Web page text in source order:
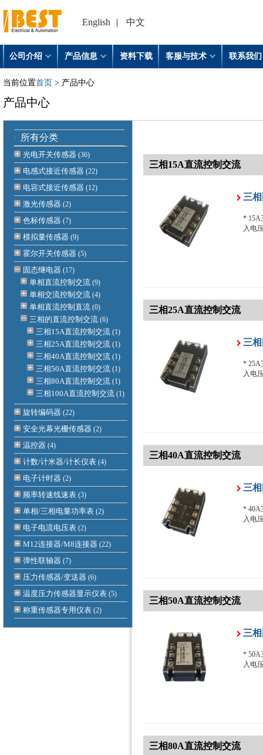
English | 中文
公司介绍 产品信息 资料下载 客服与技术 联系我们
当前位置首页 > 产品中心
产品中心
所有分类
光电开关传感器 (36)
电感式接近传感器 (22)
电容式接近传感器 (12)
激光传感器 (2)
色标传感器 (7)
模拟量传感器 (9)
霍尔开关传感器 (5)
固态继电器 (17)
单相直流控制交流 (9)
单相交流控制交流 (4)
单相直流控制直流 (0)
三相的直流控制交流 (6)
三相15A直流控制交流 (1)
三相25A直流控制交流 (1)
三相40A直流控制交流 (1)
三相50A直流控制交流 (1)
三相80A直流控制交流 (1)
三相100A直流控制交流 (1)
旋转编码器 (22)
安全光幕光栅传感器 (2)
温控器 (4)
计数/计米器/计长仪表 (4)
电子计时器 (2)
频率转速线速表 (3)
单相/三相电量功率表 (2)
电子电流电压表 (2)
M12连接器/M8连接器 (22)
弹性联轴器 (7)
压力传感器/变送器 (6)
温度压力传感器显示仪表 (5)
称重传感器专用仪表 (2)
三相15A直流控制交流
三
* 15A
入电
三相25A直流控制交流
三
* 25A
入电
三相40A直流控制交流
三
* 40A
入电
三相50A直流控制交流
三
* 50A
入电
三相80A直流控制交流